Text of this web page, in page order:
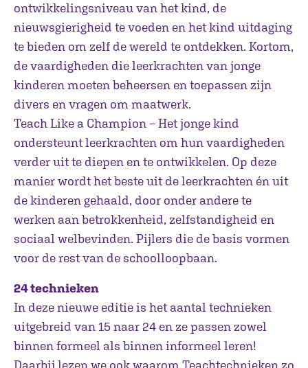
ontwikkelingsniveau van het kind, de
nieuwsgierigheid te voeden en het kind uitdaging
te bieden om zelf de wereld te ontdekken. Kortom,
de vaardigheden die leerkrachten van jonge
kinderen moeten beheersen en toepassen zijn
divers en vragen om maatwerk.
Teach Like a Champion – Het jonge kind
ondersteunt leerkrachten om hun vaardigheden
verder uit te diepen en te ontwikkelen. Op deze
manier wordt het beste uit de leerkrachten én uit
de kinderen gehaald, door onder andere te
werken aan betrokkenheid, zelfstandigheid en
sociaal welbevinden. Pijlers die de basis vormen
voor de rest van de schoolloopbaan.
24 technieken
In deze nieuwe editie is het aantal technieken
uitgebreid van 15 naar 24 en ze passen zowel
binnen formeel als binnen informeel leren!
Daarbij lezen we ook waarom Teachtechnieken zo